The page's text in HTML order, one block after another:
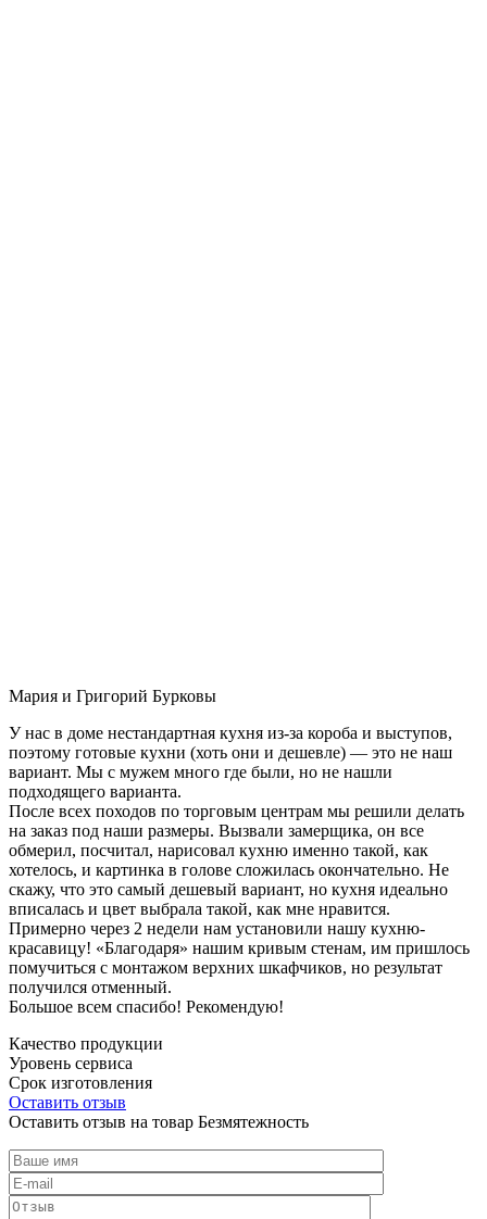
Мария и Григорий Бурковы
У нас в доме нестандартная кухня из-за короба и выступов,
поэтому готовые кухни (хоть они и дешевле) — это не наш
вариант. Мы с мужем много где были, но не нашли
подходящего варианта.
После всех походов по торговым центрам мы решили делать
на заказ под наши размеры. Вызвали замерщика, он все
обмерил, посчитал, нарисовал кухню именно такой, как
хотелось, и картинка в голове сложилась окончательно. Не
скажу, что это самый дешевый вариант, но кухня идеально
вписалась и цвет выбрала такой, как мне нравится.
Примерно через 2 недели нам установили нашу кухню-
красавицу! «Благодаря» нашим кривым стенам, им пришлось
помучиться с монтажом верхних шкафчиков, но результат
получился отменный.
Большое всем спасибо! Рекомендую!
Качество продукции
Уровень сервиса
Срок изготовления
Оставить отзыв
Оставить отзыв на товар Безмятежность